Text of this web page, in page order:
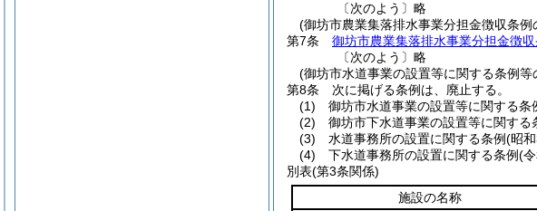
〔次のよう〕略
(御坊市農業集落排水事業分担金徴収条例
第7条
御坊市農業集落排水事業分担金徴収
〔次のよう〕略
(御坊市水道事業の設置等に関する条例等
第8条
次に掲げる条例は、廃止する。
(1)
御坊市水道事業の設置等に関する条
(2)
御坊市下水道事業の設置等に関する
(3)
水道事務所の設置に関する条例(昭
(4)
下水道事務所の設置に関する条例(
別表(第3条関係)
施設の名称